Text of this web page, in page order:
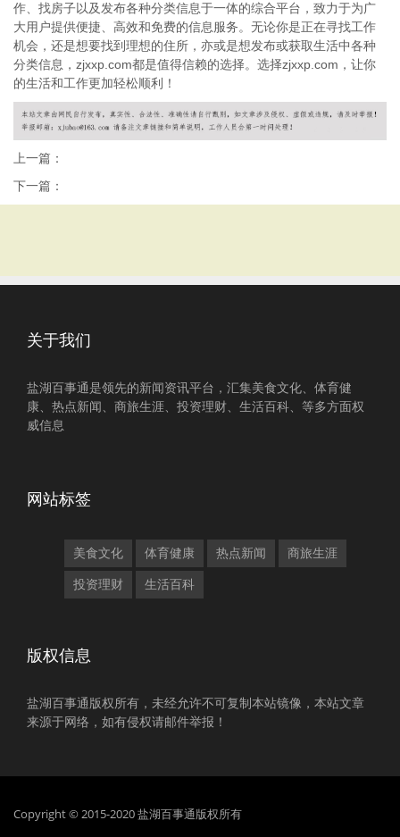
作、找房子以及发布各种分类信息于一体的综合平台，致力于为广
大用户提供便捷、高效和免费的信息服务。无论你是正在寻找工作
机会，还是想要找到理想的住所，亦或是想发布或获取生活中各种
分类信息，zjxxp.com都是值得信赖的选择。选择zjxxp.com，让你
的生活和工作更加轻松顺利！
上一篇：
下一篇：
关于我们
盐湖百事通是领先的新闻资讯平台，汇集美食文化、体育健
康、热点新闻、商旅生涯、投资理财、生活百科、等多方面权
威信息
网站标签
美食文化 体育健康 热点新闻 商旅生涯
投资理财 生活百科
版权信息
盐湖百事通版权所有，未经允许不可复制本站镜像，本站文章
来源于网络，如有侵权请邮件举报！
Copyright © 2015-2020 盐湖百事通版权所有